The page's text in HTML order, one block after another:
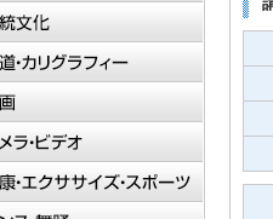
伝統文化
カメラ
健康・